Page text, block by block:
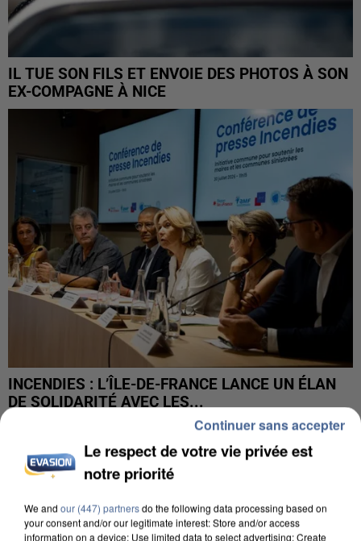
IL TUE SON FILS ET ENVOIE DES PHOTOS À SON
EX-COMPAGNE À NICE
INCENDIES : L’ÎLE-DE-FRANCE LANCE UN ÉLAN
DE SOLIDARITÉ AVEC LES...
Le respect de votre vie privée est
notre priorité
We and our (447) partnersdo the following data processing based on
your consent and/or our legitimate interest: Store and/or access
information on a device; Use limited data to select advertising; Create
Continuer sans accepter